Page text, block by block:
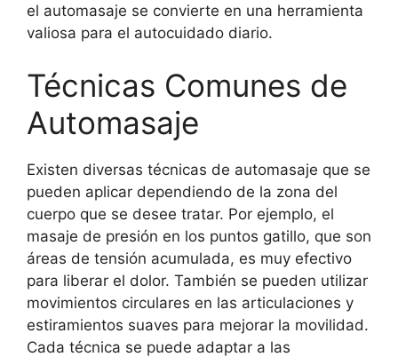
el automasaje se convierte en una herramienta
valiosa para el autocuidado diario.
Técnicas Comunes de
Automasaje
Existen diversas técnicas de automasaje que se
pueden aplicar dependiendo de la zona del
cuerpo que se desee tratar. Por ejemplo, el
masaje de presión en los puntos gatillo, que son
áreas de tensión acumulada, es muy efectivo
para liberar el dolor. También se pueden utilizar
movimientos circulares en las articulaciones y
estiramientos suaves para mejorar la movilidad.
Cada técnica se puede adaptar a las